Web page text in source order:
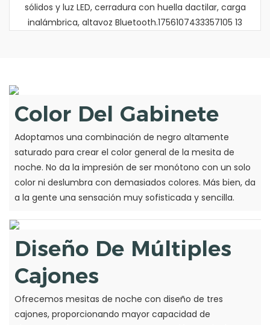
Color Del Gabinete
Adoptamos una combinación de negro altamente
saturado para crear el color general de la mesita de
noche. No da la impresión de ser monótono con un solo
color ni deslumbra con demasiados colores. Más bien, da
a la gente una sensación muy sofisticada y sencilla.
Diseño De Múltiples
Cajones
Ofrecemos mesitas de noche con diseño de tres
cajones, proporcionando mayor capacidad de